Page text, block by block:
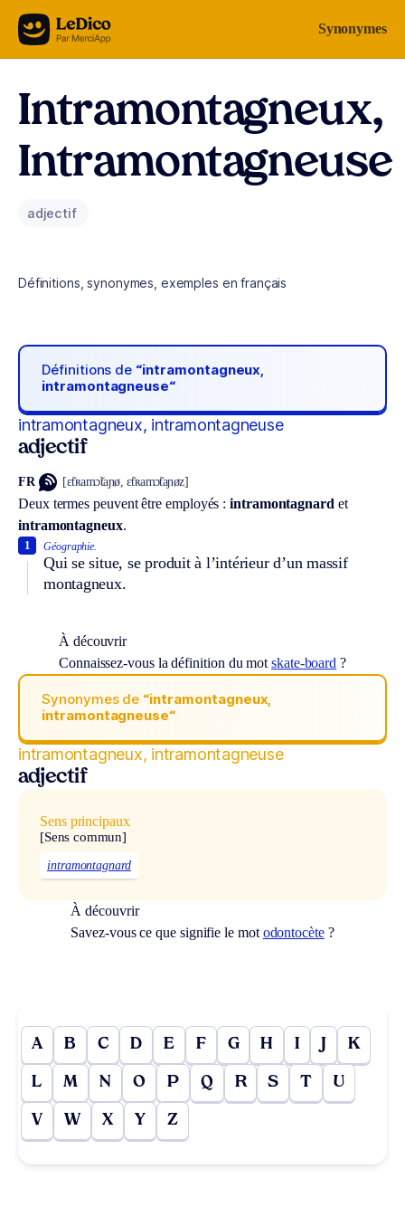
Aller au contenu Synonymes
Intramontagneux,
Intramontagneuse
adjectif
Définitions, synonymes, exemples en français
Définitions de “intramontagneux,
intramontagneuse“
intramontagneux, intramontagneuse
adjectif
FR [ɛ̃tʀamɔ̃taɲø, ɛ̃tʀamɔ̃taɲøz]
Deux termes peuvent être employés :intramontagnard et
intramontagneux.
Géographie.
Qui se situe, se produit à l’intérieur d’un massif
montagneux.
1
À découvrir
Connaissez-vous la définition du motskate-board ?
Synonymes de “intramontagneux,
intramontagneuse“
intramontagneux, intramontagneuse
adjectif
Sens principaux
[Sens commun]
intramontagnard
À découvrir
Savez-vous ce que signifie le mot odontocète?
A B C D E F G H I J K
L M N O P Q R S T U
V W X Y Z